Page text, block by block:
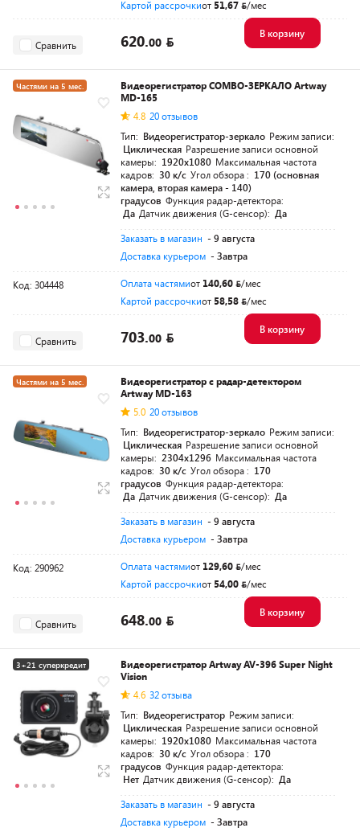
Картой рассрочкиот 51,67 /мес
Сравнить 620.00
В корзину
Частями на 5 мес.
Видеорегистратор COMBO-ЗЕРКАЛО Artway
MD-165
4.8 20 отзывов
Тип: Видеорегистратор-зеркало Режим записи:
Циклическая Разрешение записи основной
камеры: 1920x1080 Максимальная частота
кадров: 30 к/с Угол обзора : 170 (основная
камера, вторая камера - 140)
градусов Функция радар-детектора:
Да Датчик движения (G-сенсор): Да
Заказать в магазин - 9 августа
Доставка курьером - Завтра
Код: 304448 Оплата частямиот 140,60
/мес
Картой рассрочкиот 58,58 /мес
Сравнить 703.00
В корзину
Частями на 5 мес.
Видеорегистратор с радар-детектором
Artway MD-163
5.0 20 отзывов
Тип: Видеорегистратор-зеркало Режим записи:
Циклическая Разрешение записи основной
камеры: 2304x1296 Максимальная частота
кадров: 30 к/с Угол обзора : 170
градусов Функция радар-детектора:
Да Датчик движения (G-сенсор): Да
Заказать в магазин - 9 августа
Доставка курьером - Завтра
Код: 290962 Оплата частямиот 129,60
/мес
Картой рассрочкиот 54,00 /мес
Сравнить 648.00
В корзину
3+21 суперкредит
Видеорегистратор Artway AV-396 Super Night
Vision
4.6 32 отзыва
Тип: Видеорегистратор Режим записи:
Циклическая Разрешение записи основной
камеры: 1920x1080 Максимальная частота
кадров: 30 к/с Угол обзора : 170
градусов Функция радар-детектора:
Нет Датчик движения (G-сенсор): Да
Заказать в магазин - 9 августа
Доставка курьером - Завтра